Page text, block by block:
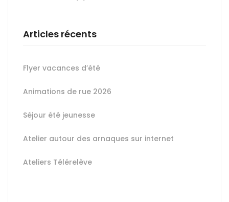
Articles récents
Flyer vacances d’été
Animations de rue 2026
Séjour été jeunesse
Atelier autour des arnaques sur internet
Ateliers Télérelève